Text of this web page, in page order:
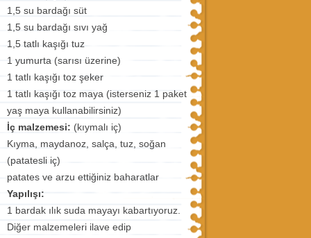
1,5 su bardağı süt
1,5 su bardağı sıvı yağ
1,5 tatlı kaşığı tuz
1 yumurta (sarısı üzerine)
1 tatlı kaşığı toz şeker
1 tatlı kaşığı toz maya (isterseniz 1 paket
yaş maya kullanabilirsiniz)
İç malzemesi: (kıymalı iç)
Kıyma, maydanoz, salça, tuz, soğan
(patatesli iç)
patates ve arzu ettiğiniz baharatlar
Yapılışı:
1 bardak ılık suda mayayı kabartıyoruz.
Diğer malzemeleri ilave edip